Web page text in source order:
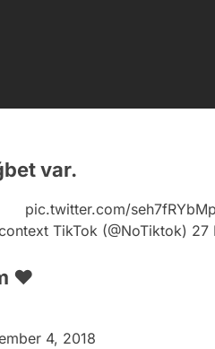
var.
pic.twitter.com/seh7fRYbMp
TikTok (@NoTiktok) 27
❤️
4, 2018